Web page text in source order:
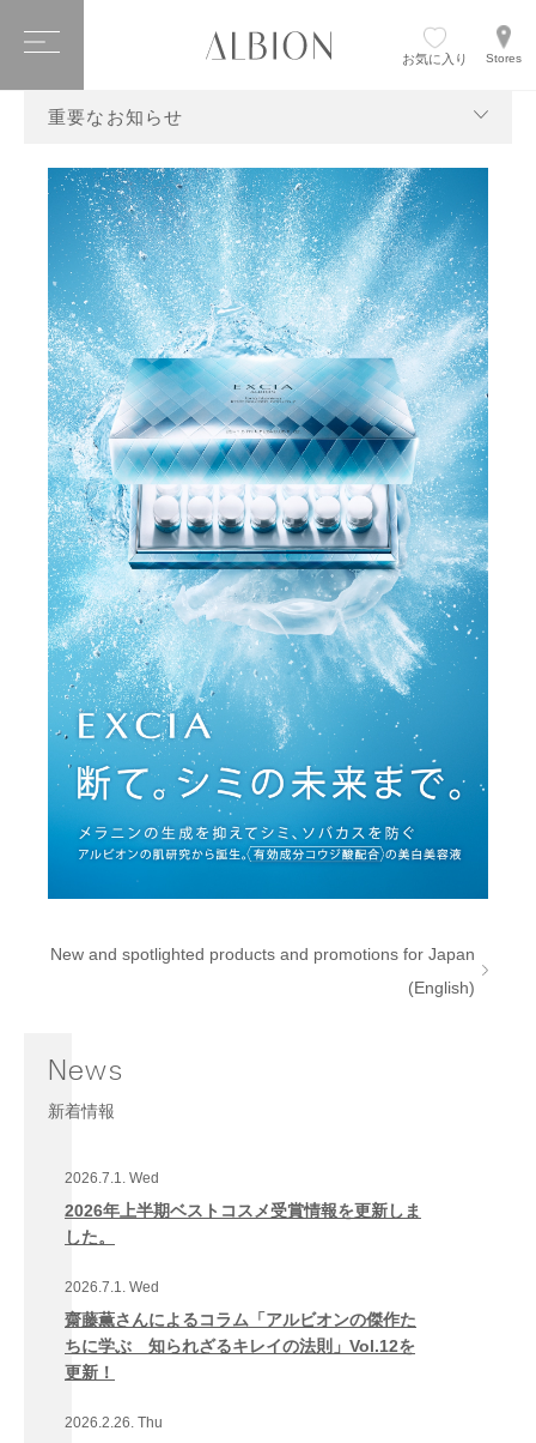
お気に入り Stores
重要なお知らせ
メンバーシッププログラム「ALBION Beauty Program」開始
購入個数制限について Quantity limit for the purchase
アルビオン商品の模倣品にご注意ください
New and spotlighted products and promotions for Japan
(English)
News
新着情報
2026.7.1. Wed
2026年上半期ベストコスメ受賞情報を更新しま
した。
2026.7.1. Wed
齋藤薫さんによるコラム「アルビオンの傑作た
ちに学ぶ 知られざるキレイの法則」Vol.12を
更新！
2026.2.26. Thu